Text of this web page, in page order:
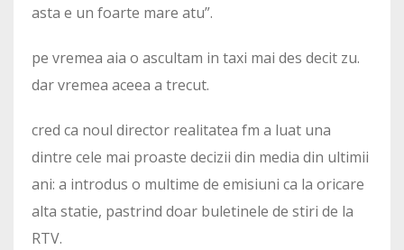
asta e un foarte mare atu”.
pe vremea aia o ascultam in taxi mai des decit zu.
dar vremea aceea a trecut.
cred ca noul director realitatea fm a luat una
dintre cele mai proaste decizii din media din ultimii
ani: a introdus o multime de emisiuni ca la oricare
alta statie, pastrind doar buletinele de stiri de la
RTV.